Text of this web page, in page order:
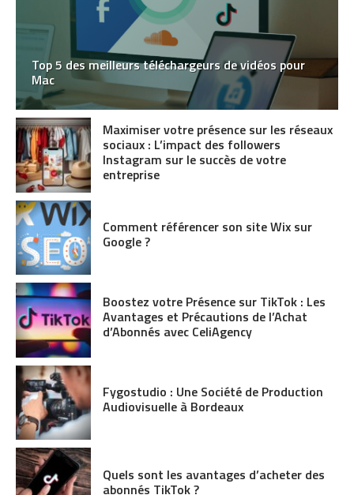
Top 5 des meilleurs téléchargeurs de vidéos pour
Mac
Maximiser votre présence sur les réseaux
sociaux : L’impact des followers
Instagram sur le succès de votre
entreprise
Comment référencer son site Wix sur
Google ?
Boostez votre Présence sur TikTok : Les
Avantages et Précautions de l’Achat
d’Abonnés avec CeliAgency
Fygostudio : Une Société de Production
Audiovisuelle à Bordeaux
Quels sont les avantages d’acheter des
abonnés TikTok ?